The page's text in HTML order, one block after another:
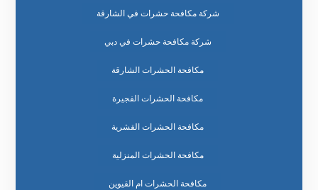
شركة مكافحة حشرات في الشارقة
شركة مكافحة حشرات في دبي
مكافحة الحشرات الشارقة
مكافحة الحشرات الفجيرة
مكافحة الحشرات القشرية
مكافحة الحشرات المنزلية
مكافحة الحشرات ام القيوين